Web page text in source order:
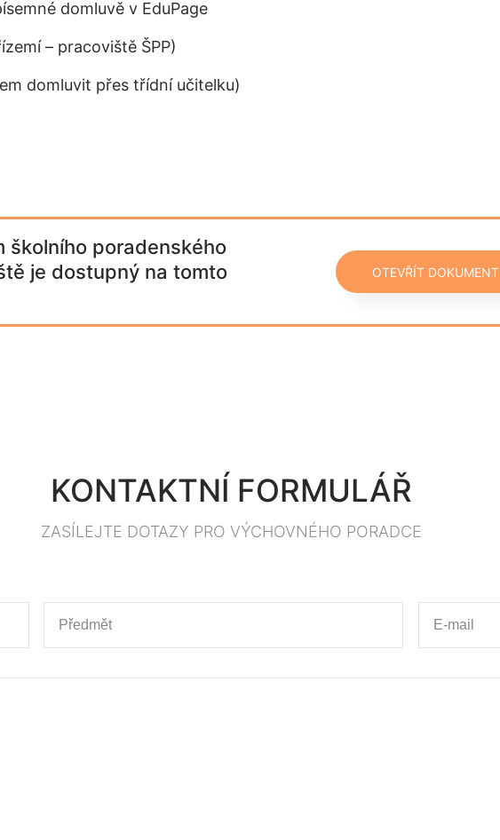
domluvě v EduPage
– pracoviště ŠPP)
domluvit přes třídní učitelku)
školního poradenského
je dostupný na tomto
OTEVŘÍT DOKUMENT
KONTAKTNÍ FORMULÁŘ
ZASÍLEJTE DOTAZY PRO VÝCHOVNÉHO PORADCE